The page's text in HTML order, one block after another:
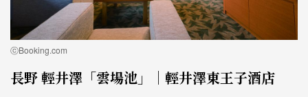
ⓒBooking.com
長野 輕井澤「雲場池」｜輕井澤東王子酒店